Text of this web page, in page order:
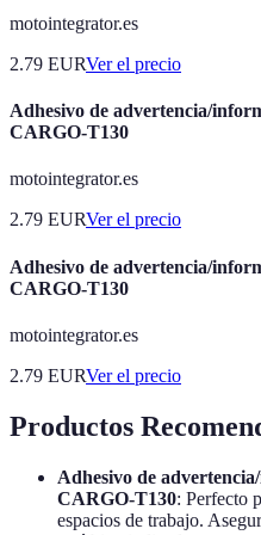
motointegrator.es
2.79 EURVer el precio
Adhesivo de advertencia/
CARGO-T130
motointegrator.es
2.79 EURVer el precio
Adhesivo de advertencia/
CARGO-T130
motointegrator.es
2.79 EURVer el precio
Productos
Adhesivo de
CARGO-T130: Perfecto
espacios de trabajo.